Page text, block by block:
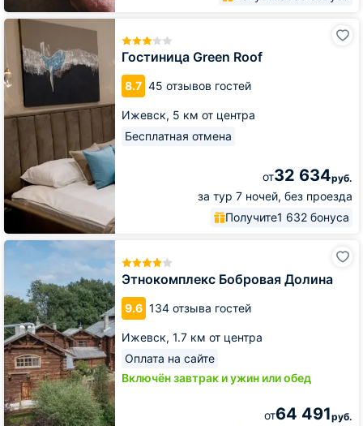
Гостиница Green Roof
8.7 45 отзывов гостей
Ижевск, 5 км от центра
Бесплатная отмена
от32 634руб.
за тур 7 ночей, без проезда
Получите1 632 бонуса
Гостиница
Green
Roof
Этнокомплекс Бобровая Долина
9.6 134 отзыва гостей
Ижевск, 1.7 км от центра
Оплата на сайте
Включён завтрак и ужин или обед
от64 491руб.
Этнокомплекс